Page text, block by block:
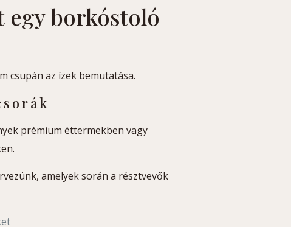
egy borkóstoló
csupán az ízek bemutatása.
prémium éttermekben vagy
amelyek során a résztvevők